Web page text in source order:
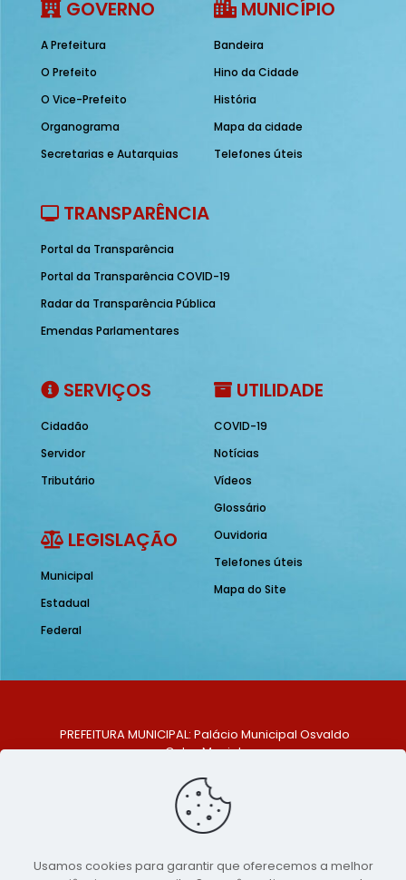
GOVERNO
A Prefeitura
O Prefeito
O Vice-Prefeito
Organograma
Secretarias e Autarquias
MUNICÍPIO
Bandeira
Hino da Cidade
História
Mapa da cidade
Telefones úteis
TRANSPARÊNCIA
Portal da Transparência
Portal da Transparência COVID-19
Radar da Transparência Pública
Emendas Parlamentares
SERVIÇOS
Cidadão
Servidor
Tributário
LEGISLAÇÃO
Municipal
Estadual
Federal
UTILIDADE
COVID-19
Notícias
Vídeos
Glossário
Ouvidoria
Telefones úteis
Mapa do Site
PREFEITURA MUNICIPAL: Palácio Municipal Osvaldo
Celso Maciel
Centro, São Bento do Una - PE. CEP: 553370-128
TELEFONE: (81) 99548-1569
E-MAIL: ouvidoria@saobentodouna.pe.gov.br
Usamos cookies para garantir que oferecemos a melhor